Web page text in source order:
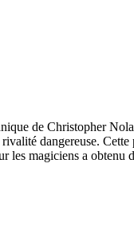
de Christopher
dangereuse.
magiciens a